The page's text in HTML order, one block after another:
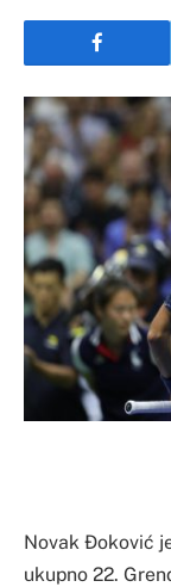
Novak Đoković
ukupno 22.